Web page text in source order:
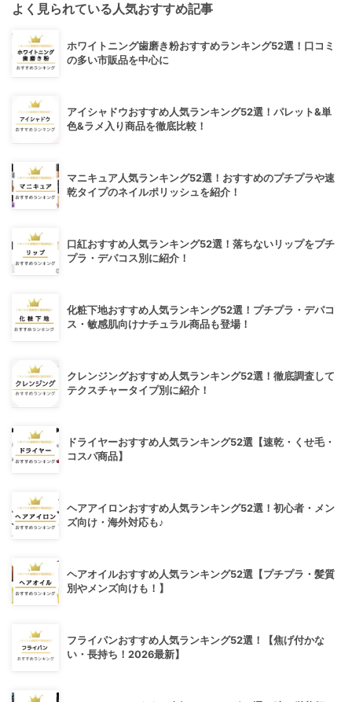
よく見られている人気おすすめ記事
ホワイトニング歯磨き粉おすすめランキング52選！口コミ
の多い市販品を中心に
アイシャドウおすすめ人気ランキング52選！パレット&単
色&ラメ入り商品を徹底比較！
マニキュア人気ランキング52選！おすすめのプチプラや速
乾タイプのネイルポリッシュを紹介！
口紅おすすめ人気ランキング52選！落ちないリップをプチ
プラ・デパコス別に紹介！
化粧下地おすすめ人気ランキング52選！プチプラ・デパコ
ス・敏感肌向けナチュラル商品も登場！
クレンジングおすすめ人気ランキング52選！徹底調査して
テクスチャータイプ別に紹介！
ドライヤーおすすめ人気ランキング52選【速乾・くせ毛・
コスパ商品】
ヘアアイロンおすすめ人気ランキング52選！初心者・メン
ズ向け・海外対応も♪
ヘアオイルおすすめ人気ランキング52選【プチプラ・髪質
別やメンズ向けも！】
フライパンおすすめ人気ランキング52選！【焦げ付かな
い・長持ち！2026最新】